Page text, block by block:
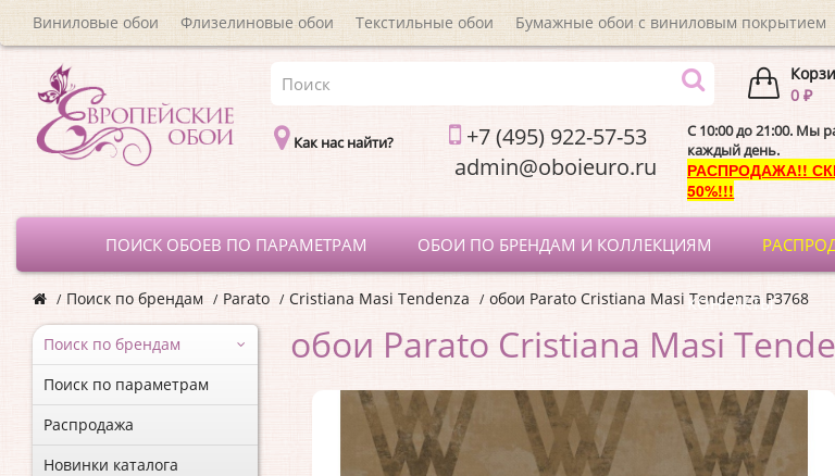
Виниловые обои Флизелиновые обои Текстильные обои Бумажные обои с виниловым покрытием
0 ₽
Как нас найти?
+7 (495) 922-57-53
C 10:00 до 21:00. Мы
каждый день.
РАСПРОДАЖА!!
50%!!!
ПОИСК ОБОЕВ ПО ПАРАМЕТРАМ ОБОИ ПО БРЕНДАМ И КОЛЛЕКЦИЯМ
КОНТАКТЫ
Поиск по брендам Parato Cristiana Masi Tendenza обои Parato Cristiana Masi Tendenza P3768
Поиск по брендам
Поиск по параметрам
Распродажа
Новинки каталога
обои Parato Cristiana Masi